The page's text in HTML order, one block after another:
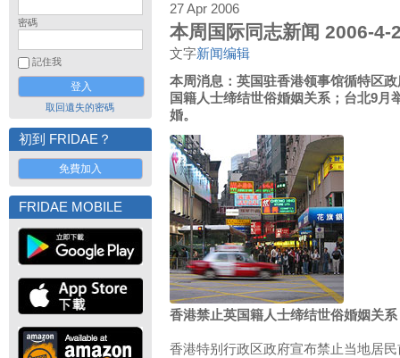
密碼
記住我
取回遺失的密碼
初到 FRIDAE？
免費加入
FRIDAE MOBILE
27 Apr 2006
本周国际同志新闻 2006-4-
文字新闻编辑
本周消息：英国驻香港领事馆循特区
国籍人士缔结世俗婚姻关系；台北9月
婚。
香港禁止英国籍人士缔结世俗婚姻关系
香港特别行政区政府宣布禁止当地居